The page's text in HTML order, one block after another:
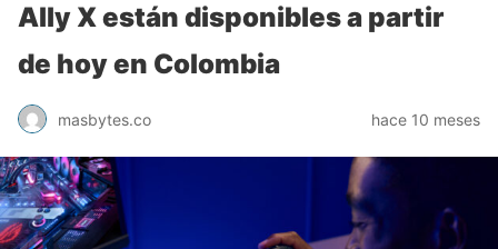
Ally X están disponibles a partir
de hoy en Colombia
masbytes.co hace 10 meses